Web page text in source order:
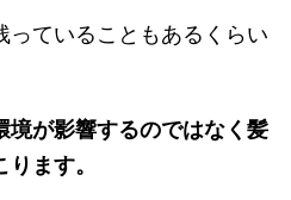
っていることもあるくらい
境が影響するのではなく髪
ます。